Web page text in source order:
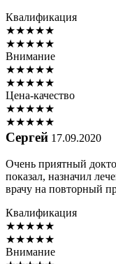
Квалификация
★★★★★
★★★★★
Внимание
★★★★★
★★★★★
Цена-качество
★★★★★
★★★★★
Сергей 17.09.2020
Очень приятный
показал, назначил
врачу на повторный
Квалификация
★★★★★
★★★★★
Внимание